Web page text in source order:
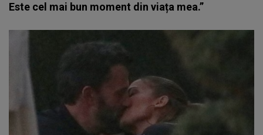
Este cel mai bun moment din viața mea.”